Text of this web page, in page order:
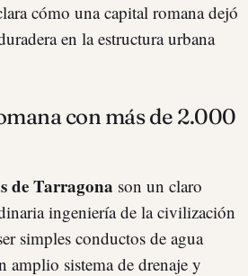
cómo una capital romana dejó
en la estructura urbana
con más de 2.000
de Tarragona son un claro
ingeniería de la civilización
simples conductos de agua
amplio sistema de drenaje y